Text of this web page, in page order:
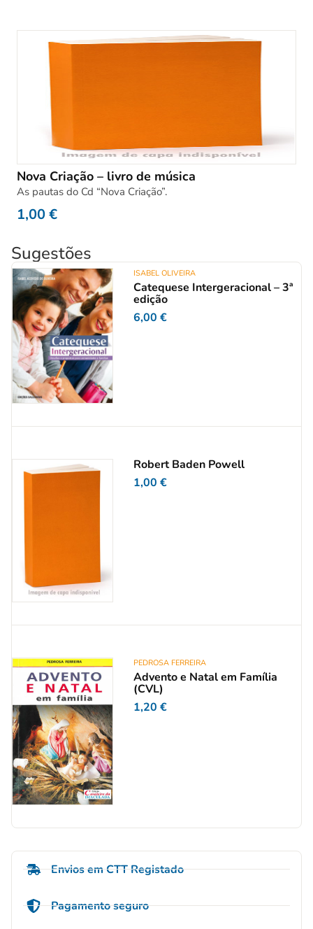
Nova Criação – livro de música
As pautas do Cd “Nova Criação”.
1,00€
Sugestões
ISABEL OLIVEIRA
Catequese Intergeracional – 3ª
edição
6,00 €
Robert Baden Powell
1,00 €
PEDROSA FERREIRA
Advento e Natal em Família
(CVL)
1,20 €
Envios em CTT Registado
Pagamento seguro